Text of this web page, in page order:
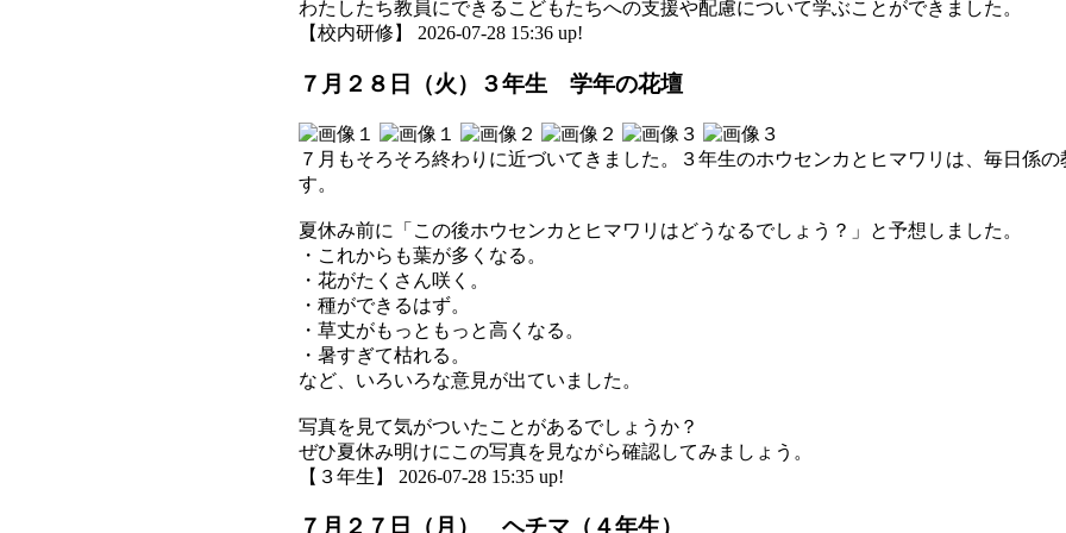
わたしたち教員にできるこどもたちへの支援や配慮について学ぶことができました。
【校内研修】 2026-07-28 15:36 up!
７月２８日（火）３年生 学年の花壇
７月もそろそろ終わりに近づいてきました。３年生のホウセンカとヒマワリは、毎日係の
す。
夏休み前に「この後ホウセンカとヒマワリはどうなるでしょう？」と予想しました。
・これからも葉が多くなる。
・花がたくさん咲く。
・種ができるはず。
・草丈がもっともっと高くなる。
・暑すぎて枯れる。
など、いろいろな意見が出ていました。
写真を見て気がついたことがあるでしょうか？
ぜひ夏休み明けにこの写真を見ながら確認してみましょう。
【３年生】 2026-07-28 15:35 up!
７月２７日（月） ヘチマ（４年生）